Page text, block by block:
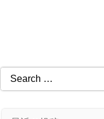
Search
for: